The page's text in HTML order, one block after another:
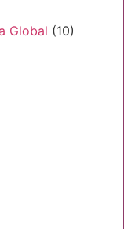
Global (10)